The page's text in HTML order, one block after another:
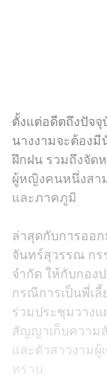
ตั้งแต่อดีตถึงปัจ
นางงามจะต้อง
ฝึกฝน รวมถึงจัด
ผู้หญิงคนหนึ่งสา
และภาคภูมิ
ล่าสุดกับการออ
จันทร์สุวรรณ กร
จำกัด ให้กับกอง
กรณีการเป็นพี่เ
ร่วมประชุมวาง
สัญญาเก็บความ
และตัวสาวงามผู้
ทราบ